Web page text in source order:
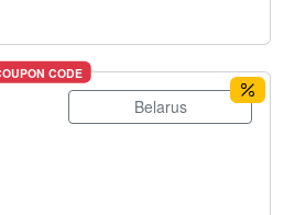
CODE
Belarus